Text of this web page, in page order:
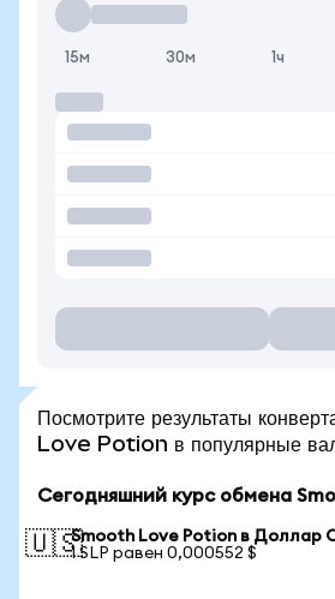
15м 30м 1ч
Посмотрите результаты
Love Potion в популярные
Сегодняшний курс обмена
🇺🇸Smooth Love Potion в Доллар
1 SLP равен 0,000552 $